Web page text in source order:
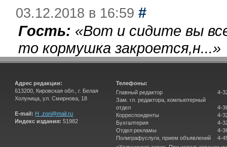
03.12.2018 в 16:59 #
Гость: «Вот и сидите вы
то кормушка закроется,н...»
Адрес редакции:
613200, Кировская обл., г. Белая
Холуница, ул. Смирнова, 18
E-mail: H_zori@mail.ru
Индекс издания: 51982
Телефоны:
Главный редактор
Зам. гл. редактора, компьютерный
отдел
Корреспонденты
Бухгалтерия
Отдел рекламы
Полиграфуслуги, прием объявлений
4-
4-
4-
4-
4-
4-